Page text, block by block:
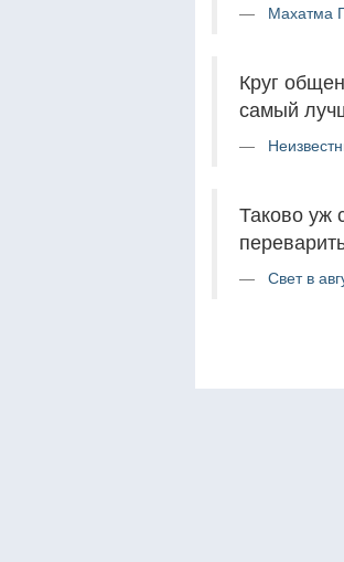
Махатма
Круг
самый
Таково уж
Свет в